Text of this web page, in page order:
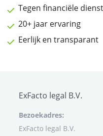
Tegen financiële
20+ jaar ervaring
Eerlijk en transparant
ExFacto legal B.V.
Bezoekadres:
ExFacto legal B.V.